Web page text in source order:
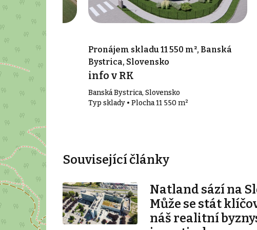
m², Badín,
m²
Pronájem skladu 11 550 m², Banská
Bystrica, Slovensko
info v RK
Banská Bystrica, Slovensko
Typ sklady • Plocha 11 550 m²
Související články
Natland sází na
Může se stát
náš realitní